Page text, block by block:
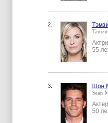
2.
55
3. Шон
Sean
Актер
50